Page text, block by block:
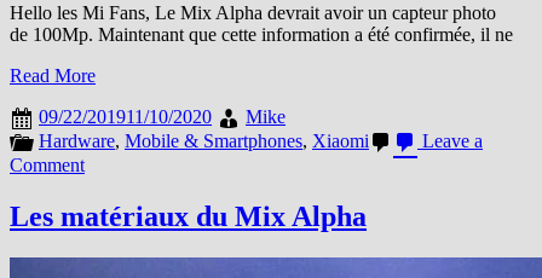
Hello les Mi Fans, Le Mix Alpha devrait avoir un capteur photo
de 100Mp. Maintenant que cette information a été confirmée, il ne
Read More
09/22/201911/10/2020
Mike
Hardware, Mobile & Smartphones, Xiaomi
Leave a
Commenton
1ere
image
Les matériaux du Mix Alpha